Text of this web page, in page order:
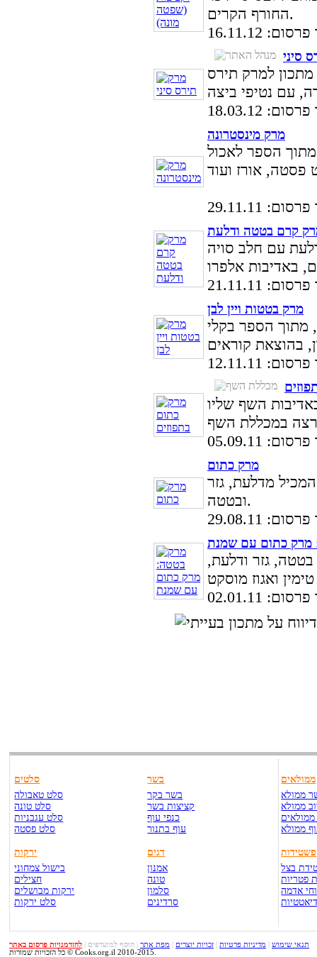
החורף הקרים.
16.11.12
סיני
למרק תירס
18.03.12
מרק מינסטרונה
הספר לאכול
29.11.11
קרם בטטה ודלעת
עם חלב סויה
21.11.11
מרק בטטות ויין לבן
מתוך הספר בקלי
12.11.11
השף שליו
05.09.11
מרק כתום
מדלעת, גזר
ובטטה.
29.08.11
מרק כתום עם שמנת
גזר ודלעת,
02.01.11
סלטים
סלט טאבולה
סלט טונה
סלט עגבניות
סלט פסטה
ירקות
בישול צמחוני
חצילים
ירקות מבושלים
סלט ירקות
בשר
בשר בקר
קציצות בשר
כנפי עוף
עוף בתנור
דגים
אמנון
טונה
סלמון
סרדינים
ממולאים
ממולא
ממולא
ממולא
פשטידות
בצל
פטריות
אדמה
תנאי שימוש מדיניות פרטיות זכויות יוצרים מפת אתר הוסף למועדפים
להזדמנויות פרסום באתר
כל הזכויות שמורות © Cooks.org.il 2010-2015.